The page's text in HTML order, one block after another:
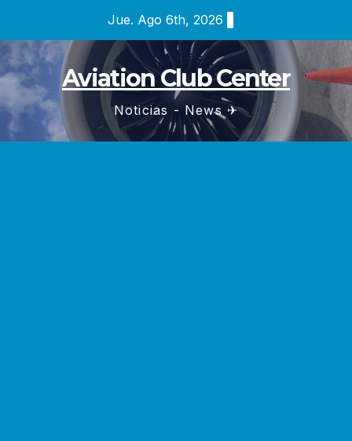
contenido
Jue. Ago 6th, 2026
Aviation Club Center
Noticias - News ✈